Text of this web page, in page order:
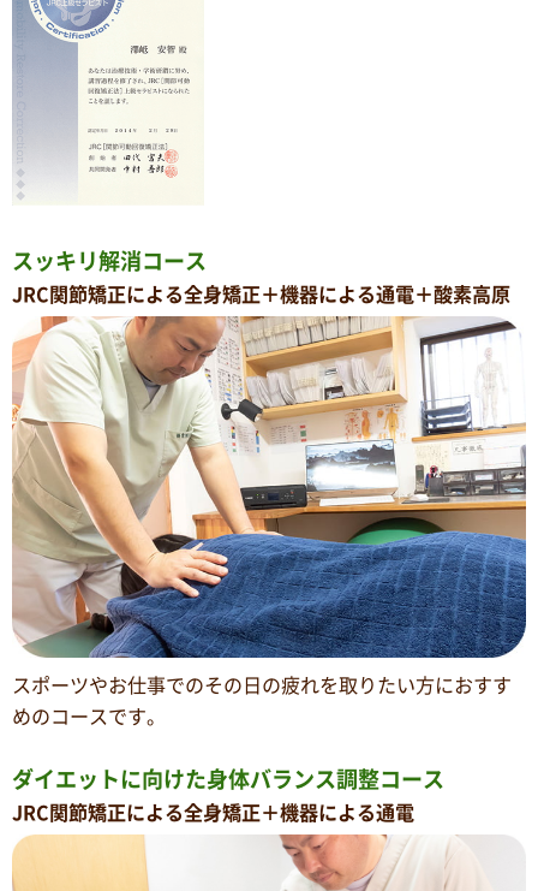
スッキリ解消コース
JRC関節矯正による全身矯正＋機器による通電＋酸素高原
スポーツやお仕事でのその日の疲れを取りたい方におすす
めのコースです。
ダイエットに向けた身体バランス調整コース
JRC関節矯正による全身矯正＋機器による通電